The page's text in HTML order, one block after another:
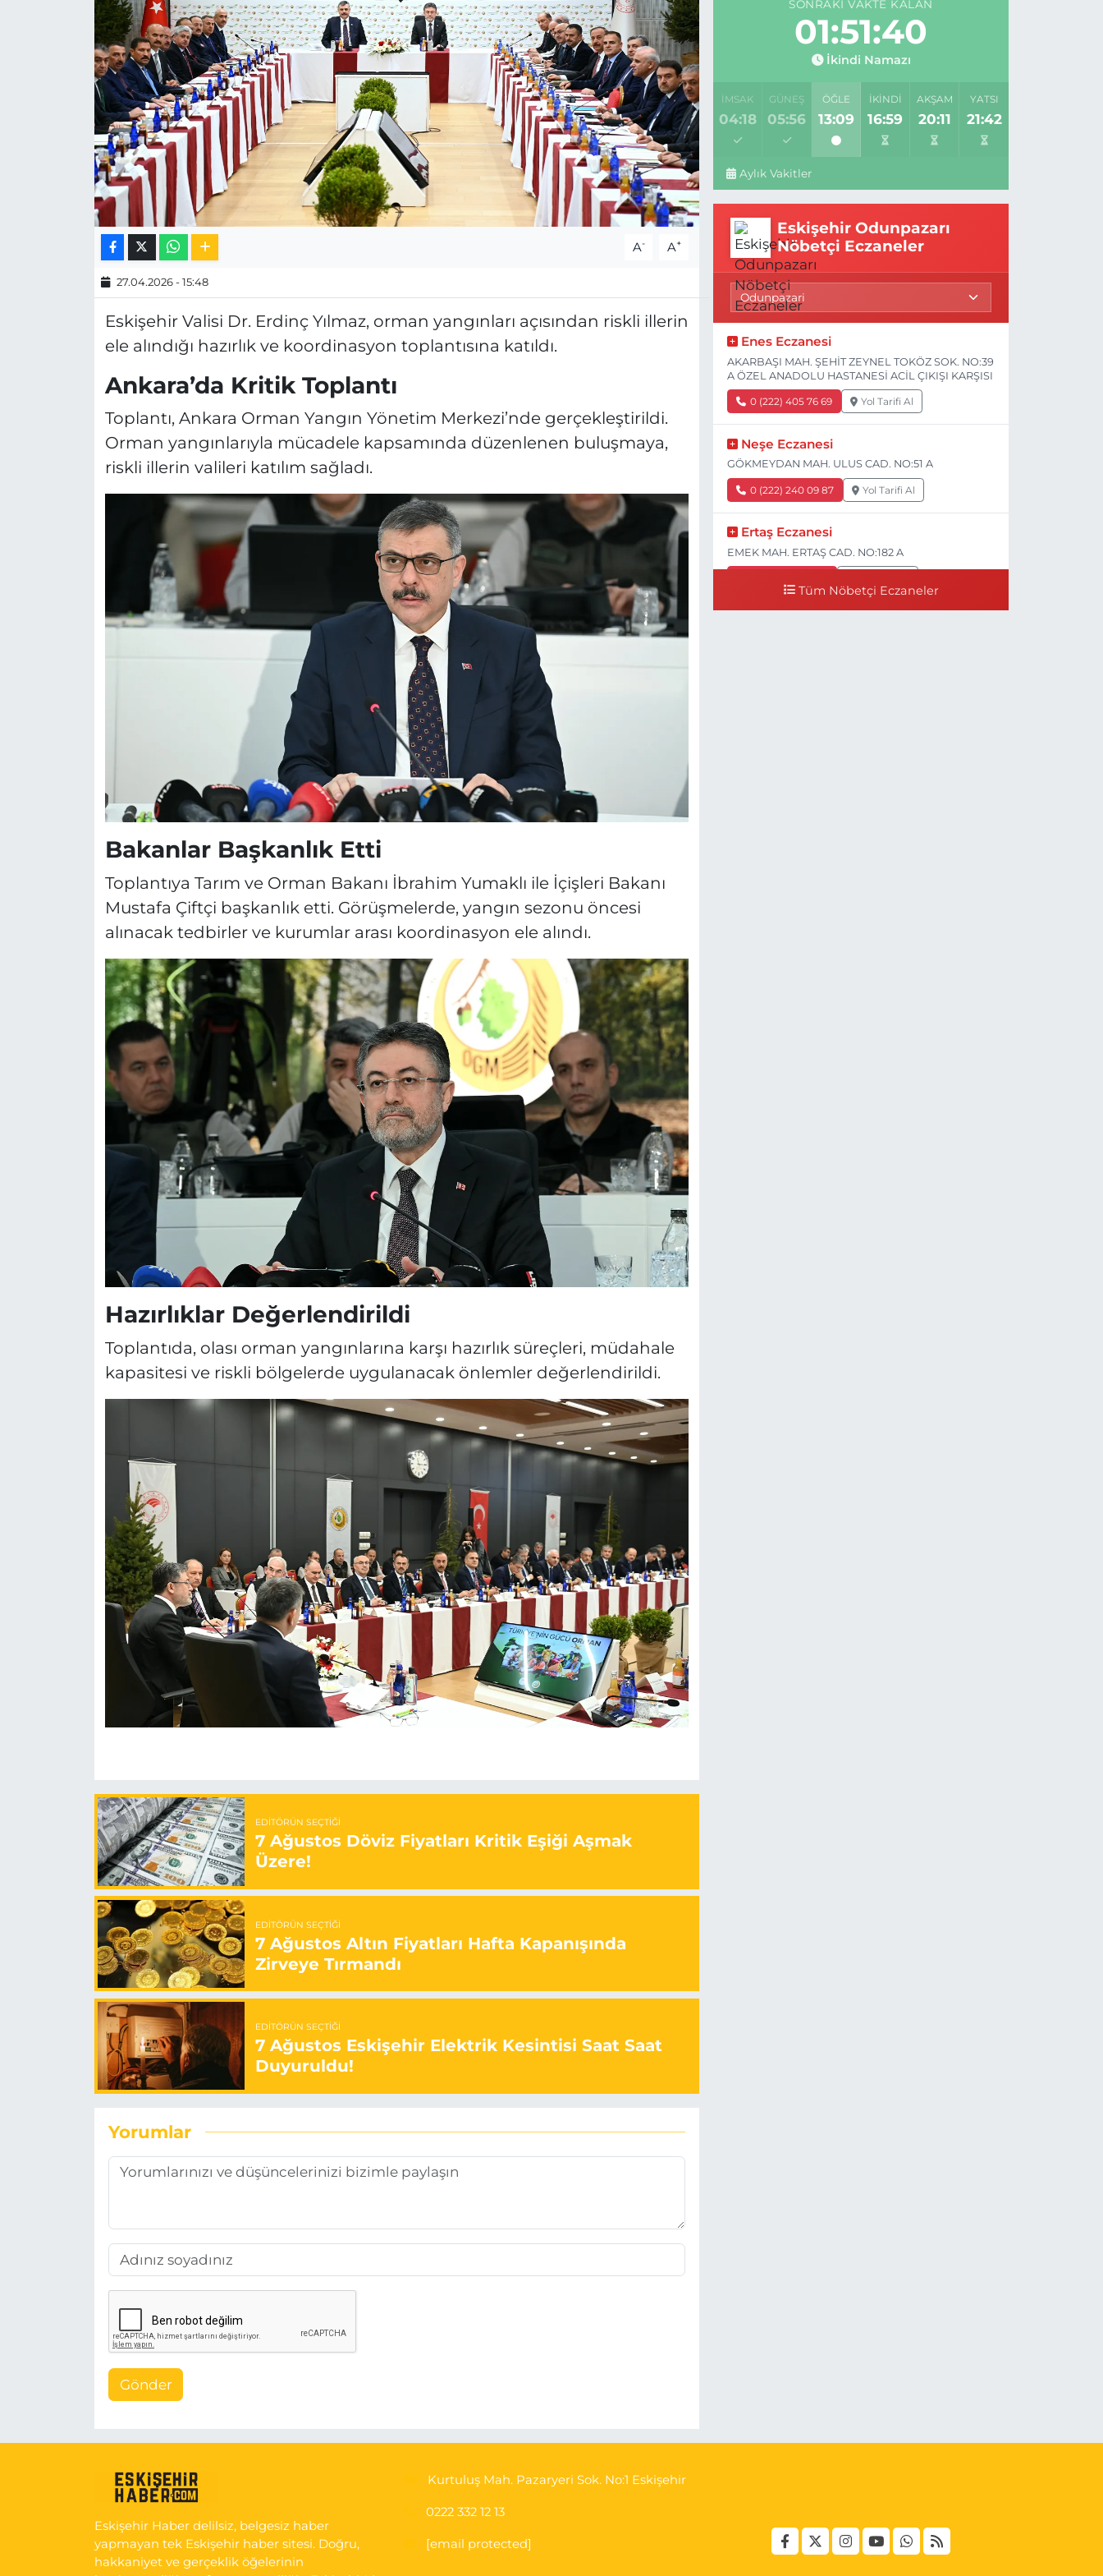
A- A+
27.04.2026 - 15:48
Eskişehir Valisi Dr. Erdinç Yılmaz, orman yangınları açısından riskli illerin
ele alındığı hazırlık ve koordinasyon toplantısına katıldı.
Ankara’da Kritik Toplantı
Toplantı, Ankara Orman Yangın Yönetim Merkezi’nde gerçekleştirildi.
Orman yangınlarıyla mücadele kapsamında düzenlenen buluşmaya,
riskli illerin valileri katılım sağladı.
Bakanlar Başkanlık Etti
Toplantıya Tarım ve Orman Bakanı İbrahim Yumaklı ile İçişleri Bakanı
Mustafa Çiftçi başkanlık etti. Görüşmelerde, yangın sezonu öncesi
alınacak tedbirler ve kurumlar arası koordinasyon ele alındı.
Hazırlıklar Değerlendirildi
Toplantıda, olası orman yangınlarına karşı hazırlık süreçleri, müdahale
kapasitesi ve riskli bölgelerde uygulanacak önlemler değerlendirildi.
EDITÖRÜN SEÇTIĞI
7 Ağustos Döviz Fiyatları Kritik Eşiği Aşmak
Üzere!
EDITÖRÜN SEÇTIĞI
7 Ağustos Altın Fiyatları Hafta Kapanışında
Zirveye Tırmandı
EDITÖRÜN SEÇTIĞI
7 Ağustos Eskişehir Elektrik Kesintisi Saat Saat
Duyuruldu!
Yorumlar
Gönder
SONRAKI VAKTE KALAN
01:51:39
İkindi Namazı
İMSAK
04:18
GÜNEŞ
05:56
ÖĞLE
13:09
İKINDI
16:59
AKŞAM
20:11
YATSI
21:42
Aylık Vakitler
Eskişehir Odunpazarı
Nöbetçi Eczaneler
Enes Eczanesi
AKARBAŞI MAH. ŞEHİT ZEYNEL TOKÖZ SOK. NO:39
A ÖZEL ANADOLU HASTANESİ ACİL ÇIKIŞI KARŞISI
0 (222) 405 76 69 Yol Tarifi Al
Neşe Eczanesi
GÖKMEYDAN MAH. ULUS CAD. NO:51 A
0 (222) 240 09 87 Yol Tarifi Al
Ertaş Eczanesi
EMEK MAH. ERTAŞ CAD. NO:182 A
Tüm Nöbetçi Eczaneler
Eskişehir Haber delilsiz, belgesiz haber
yapmayan tek Eskişehir haber sitesi. Doğru,
hakkaniyet ve gerçeklik öğelerinin
Kurtuluş Mah. Pazaryeri Sok. No:1 Eskişehir
0222 332 12 13
[email protected]
MAGAZİN
ESKİŞEHİRSPOR